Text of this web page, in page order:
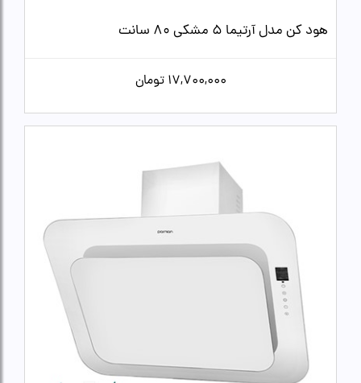
هود کن مدل آرتیما 5 مشکی 80 سانت
17,700,000 تومان